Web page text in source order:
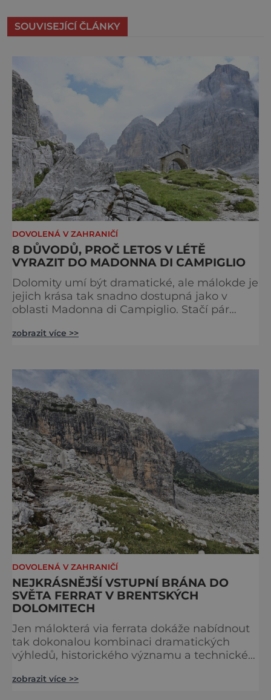
SOUVISEJÍCÍ ČLÁNKY
DOVOLENÁ V ZAHRANIČÍ
8 DŮVODŮ, PROČ LETOS V LÉTĚ
VYRAZIT DO MADONNA DI CAMPIGLIO
Dolomity umí být dramatické, ale málokde je
jejich krása tak snadno dostupná jako v
oblasti Madonna di Campiglio. Stačí pár
věžemi, horskými jezery a nekonečnými
dovolenou právě sem. Madonna di
Campiglio uhrane každé ráno, kdy první
paprsky kreslí na vrcholcích Brenty
zobrazit více >>
DOVOLENÁ V ZAHRANIČÍ
NEJKRÁSNĚJŠÍ VSTUPNÍ BRÁNA DO
SVĚTA FERRAT V BRENTSKÝCH
DOLOMITECH
Jen málokterá via ferrata dokáže nabídnout
tak dokonalou kombinaci dramatických
výhledů, historického významu a technické
Brentských Dolomit představuje vstupní
zobrazit více >>